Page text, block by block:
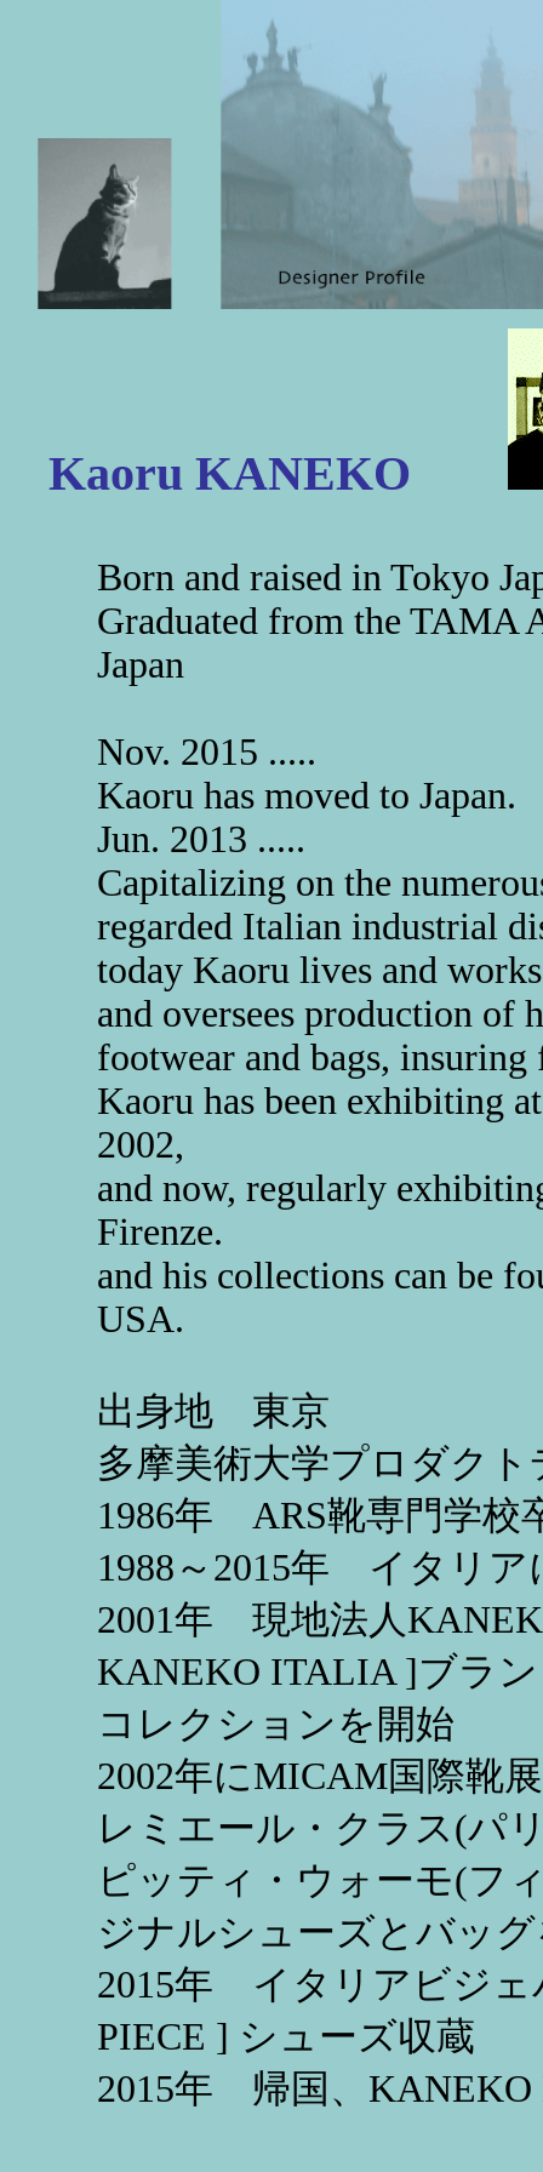
Kaoru KANEKO
Born and raised in Tokyo
Graduated from the TAMA
Japan
Nov. 2015 .....
Kaoru has moved to Japan.
Jun. 2013 .....
Capitalizing on the
regarded Italian industrial
today Kaoru lives and
and oversees production of
footwear and bags,
Kaoru has been exhibiting
2002,
and now, regularly
Firenze.
and his collections can be
USA.
出身地 東京
多摩美術大学プロダク
1986年 ARS靴専門学校
1988～2015年 イタリア
2001年 現地法人
KANEKO ITALIA ]ブラ
コレクションを開始
2002年にMICAM国際靴
レミエール・クラス(パ
ピッティ・ウォーモ(フ
ジナルシューズとバッ
2015年 イタリアビジェ
PIECE ] シューズ収蔵
2015年 帰国、KANEKO